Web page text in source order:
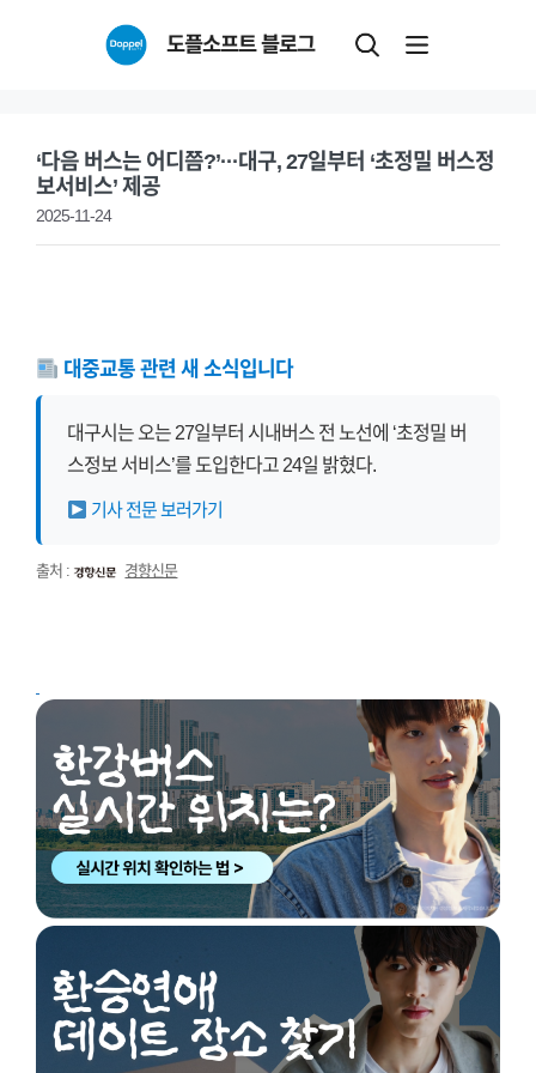
도플소프트 블로그
‘다음 버스는 어디쯤?’···대구, 27일부터 ‘초정밀 버스정
보서비스’ 제공
2025-11-24
대중교통 관련 새 소식입니다
대구시는 오는 27일부터 시내버스 전 노선에 ‘초정밀 버
스정보 서비스’를 도입한다고 24일 밝혔다.
기사 전문 보러가기
출처 : 경향신문